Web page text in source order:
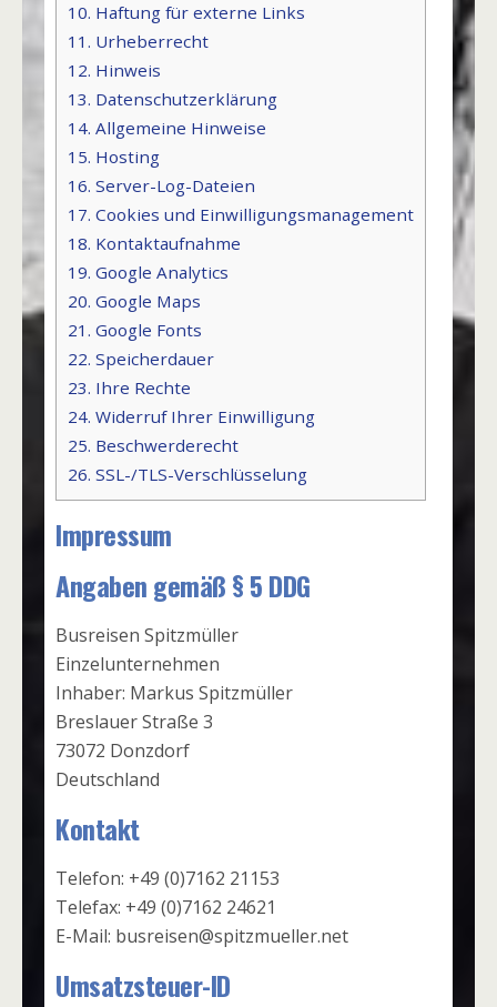
10. Haftung für externe Links
11. Urheberrecht
12. Hinweis
13. Datenschutzerklärung
14. Allgemeine Hinweise
15. Hosting
16. Server-Log-Dateien
17. Cookies und Einwilligungsmanagement
18. Kontaktaufnahme
19. Google Analytics
20. Google Maps
21. Google Fonts
22. Speicherdauer
23. Ihre Rechte
24. Widerruf Ihrer Einwilligung
25. Beschwerderecht
26. SSL-/TLS-Verschlüsselung
Impressum
Angaben gemäß § 5 DDG
Busreisen Spitzmüller
Einzelunternehmen
Inhaber: Markus Spitzmüller
Breslauer Straße 3
73072 Donzdorf
Deutschland
Kontakt
Telefon: +49 (0)7162 21153
Telefax: +49 (0)7162 24621
E-Mail: busreisen@spitzmueller.net
Umsatzsteuer-ID